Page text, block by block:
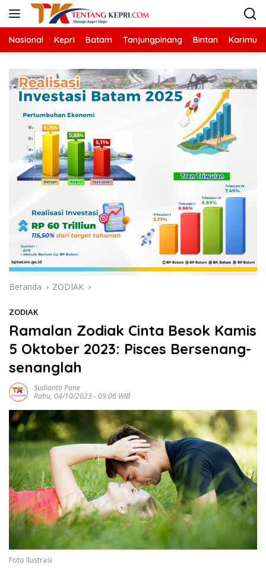
Langsung
Nasional Kepri Batam Tanjungpinang Bintan Karimun
Beranda ZODIAK
ZODIAK
Ramalan Zodiak Cinta Besok Kamis
5 Oktober 2023: Pisces Bersenang-
senanglah
Sudianto Pane
Rabu, 04/10/2023 - 09:06 WIB
Foto Ilustrasi